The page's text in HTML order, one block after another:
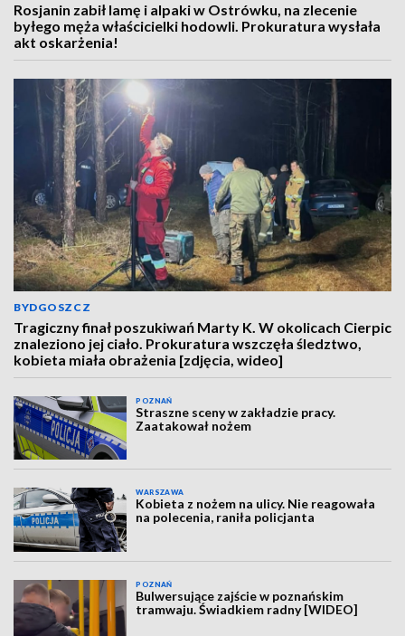
Rosjanin zabił lamę i alpaki w Ostrówku, na zlecenie
byłego męża właścicielki hodowli. Prokuratura wysłała
akt oskarżenia!
BYDGOSZCZ
Tragiczny finał poszukiwań Marty K. W okolicach Cierpic
znaleziono jej ciało. Prokuratura wszczęła śledztwo,
kobieta miała obrażenia [zdjęcia, wideo]
POZNAŃ
Straszne sceny w zakładzie pracy.
Zaatakował nożem
WARSZAWA
Kobieta z nożem na ulicy. Nie reagowała
na polecenia, raniła policjanta
POZNAŃ
Bulwersujące zajście w poznańskim
tramwaju. Świadkiem radny [WIDEO]